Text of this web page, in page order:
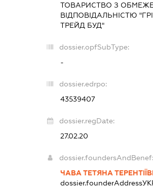
ТОВАРИСТВО З
ВІДПОВІДАЛЬНІСТЮ
ТРЕЙД БУД"
dossier.opfSubType:
-
dossier.edrpo:
43539407
dossier.regDate:
27.02.20
dossier.foundersAndBenef:
ЧАВА ТЕТЯНА
dossier.founderAddress